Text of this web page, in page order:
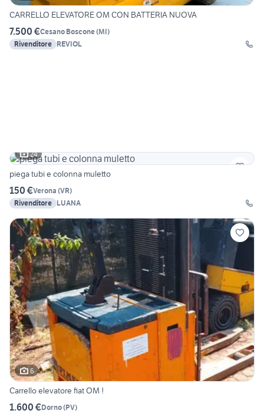
CARRELLO ELEVATORE OM CON BATTERIA NUOVA
7.500 €Cesano Boscone(MI)
Rivenditore REVIOL
24
piega tubi e colonna muletto
150 €Verona (VR)
Rivenditore LUANA
6
Carrello elevatore fiat OM !
1.600 €Dorno(PV)